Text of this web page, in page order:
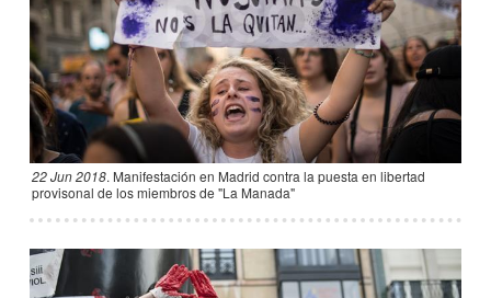
22 Jun 2018. Manifestación en Madrid contra la puesta en libertad
provisonal de los miembros de "La Manada"